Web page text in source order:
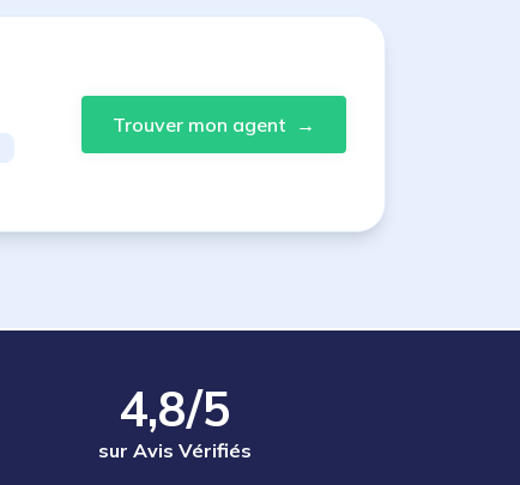
Trouver mon agent →
4,8/5
sur Avis Vérifiés